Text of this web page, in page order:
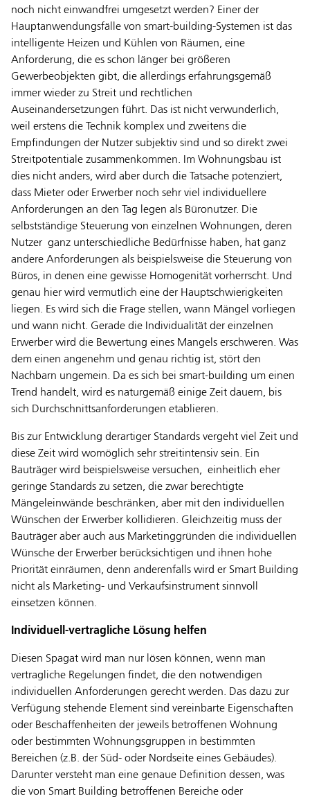
noch nicht einwandfrei umgesetzt werden? Einer der
Hauptanwendungsfälle von smart-building-Systemen ist das
intelligente Heizen und Kühlen von Räumen, eine
Anforderung, die es schon länger bei größeren
Gewerbeobjekten gibt, die allerdings erfahrungsgemäß
immer wieder zu Streit und rechtlichen
Auseinandersetzungen führt. Das ist nicht verwunderlich,
weil erstens die Technik komplex und zweitens die
Empfindungen der Nutzer subjektiv sind und so direkt zwei
Streitpotentiale zusammenkommen. Im Wohnungsbau ist
dies nicht anders, wird aber durch die Tatsache potenziert,
dass Mieter oder Erwerber noch sehr viel individuellere
Anforderungen an den Tag legen als Büronutzer. Die
selbstständige Steuerung von einzelnen Wohnungen, deren
Nutzer ganz unterschiedliche Bedürfnisse haben, hat ganz
andere Anforderungen als beispielsweise die Steuerung von
Büros, in denen eine gewisse Homogenität vorherrscht. Und
genau hier wird vermutlich eine der Hauptschwierigkeiten
liegen. Es wird sich die Frage stellen, wann Mängel vorliegen
und wann nicht. Gerade die Individualität der einzelnen
Erwerber wird die Bewertung eines Mangels erschweren. Was
dem einen angenehm und genau richtig ist, stört den
Nachbarn ungemein. Da es sich bei smart-building um einen
Trend handelt, wird es naturgemäß einige Zeit dauern, bis
sich Durchschnittsanforderungen etablieren.
Bis zur Entwicklung derartiger Standards vergeht viel Zeit und
diese Zeit wird womöglich sehr streitintensiv sein. Ein
Bauträger wird beispielsweise versuchen, einheitlich eher
geringe Standards zu setzen, die zwar berechtigte
Mängeleinwände beschränken, aber mit den individuellen
Wünschen der Erwerber kollidieren. Gleichzeitig muss der
Bauträger aber auch aus Marketinggründen die individuellen
Wünsche der Erwerber berücksichtigen und ihnen hohe
Priorität einräumen, denn anderenfalls wird er Smart Building
nicht als Marketing- und Verkaufsinstrument sinnvoll
einsetzen können.
Individuell-vertragliche Lösung helfen
Diesen Spagat wird man nur lösen können, wenn man
vertragliche Regelungen findet, die den notwendigen
individuellen Anforderungen gerecht werden. Das dazu zur
Verfügung stehende Element sind vereinbarte Eigenschaften
oder Beschaffenheiten der jeweils betroffenen Wohnung
oder bestimmten Wohnungsgruppen in bestimmten
Bereichen (z.B. der Süd- oder Nordseite eines Gebäudes).
Darunter versteht man eine genaue Definition dessen, was
die von Smart Building betroffenen Bereiche oder